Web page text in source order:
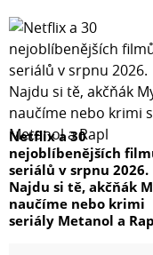
Netflix a 30
nejoblíbenějších
seriálů v srpnu 2026.
Najdu si tě, akčňák
naučíme nebo krimi
seriály Metanol a